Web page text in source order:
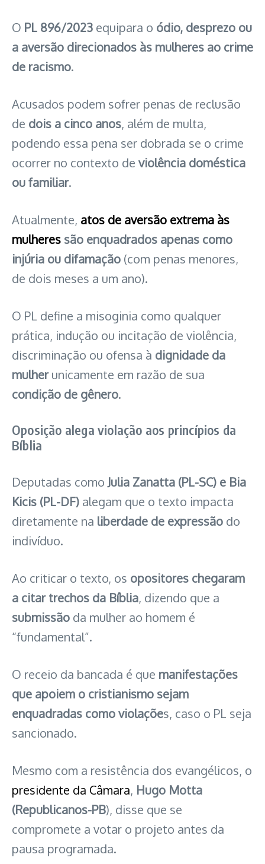
O PL 896/2023 equipara o ódio, desprezo ou
a aversão direcionados às mulheres ao crime
de racismo.
Acusados podem sofrer penas de reclusão
de dois a cinco anos, além de multa,
podendo essa pena ser dobrada se o crime
ocorrer no contexto de violência doméstica
ou familiar.
Atualmente, atos de aversão extrema às
mulheres são enquadrados apenas como
injúria ou difamação (com penas menores,
de dois meses a um ano).
O PL define a misoginia como qualquer
prática, indução ou incitação de violência,
discriminação ou ofensa à dignidade da
mulherunicamente em razão de sua
condição de gênero.
Oposição alega violação aos princípios da
Bíblia
Deputadas comoJulia Zanatta (PL-SC) e Bia
Kicis (PL-DF) alegam que o texto impacta
diretamente na liberdade de expressão do
indivíduo.
Ao criticar o texto, os opositores chegaram
a citar trechos da Bíblia, dizendo que a
submissão da mulher ao homem é
“fundamental”.
O receio da bancada é que manifestações
que apoiem o cristianismo sejam
enquadradas como violações, caso o PL seja
sancionado.
Mesmo com a resistência dos evangélicos, o
presidente da Câmara, Hugo Motta
(Republicanos-PB), disse que se
compromete a votar o projeto antes da
pausa programada.